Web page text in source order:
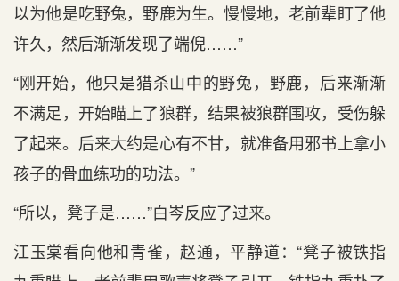
以为他是吃野兔，野鹿为生。慢慢地，老前辈盯了他
许久，然后渐渐发现了端倪……”
“刚开始，他只是猎杀山中的野兔，野鹿，后来渐渐
不满足，开始瞄上了狼群，结果被狼群围攻，受伤躲
了起来。后来大约是心有不甘，就准备用邪书上拿小
孩子的骨血练功的功法。”
“所以，凳子是……”白岑反应了过来。
江玉棠看向他和青雀，赵通，平静道：“凳子被铁指